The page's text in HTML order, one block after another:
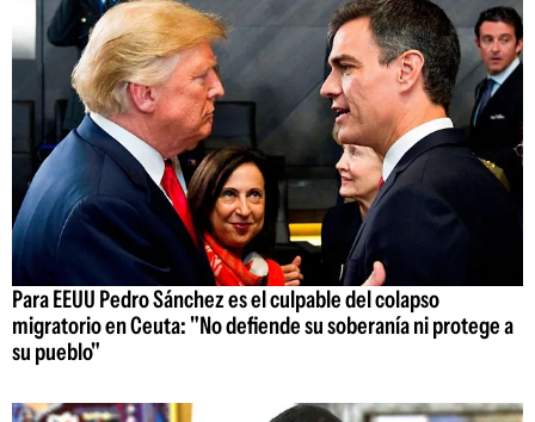
Para EEUU Pedro Sánchez es el culpable del colapso
migratorio en Ceuta: "No defiende su soberanía ni protege a
su pueblo"